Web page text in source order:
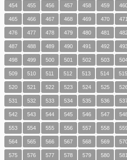
454 455 456 457 458 459
465 466 467 468 469 470 471
476 477 478 479 480 481
487 488 489 490 491 492
498 499 500 501 502 503
509 510 511 512 513 514 515
520 521 522 523 524 525
531 532 533 534 535 536
542 543 544 545 546 547
553 554 555 556 557 558
564 565 566 567 568 569
575 576 577 578 579 580 581